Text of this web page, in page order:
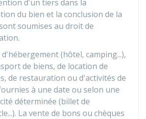
d'un tiers dans la
du bien et la conclusion de la
soumises au droit de
d'hébergement (hôtel, camping...),
de biens, de location de
de restauration ou d'activités de
à une date ou selon une
déterminée (billet de
La vente de bons ou chèques